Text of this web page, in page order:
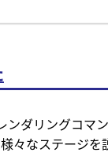
ンダリングコマ
々なステージを